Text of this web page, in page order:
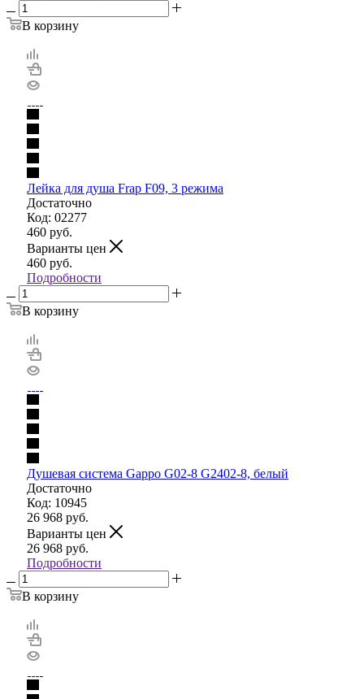
В корзину
Лейка для душа Frap F09, 3 режима
Достаточно
Код: 02277
460 руб.
Варианты цен
460 руб.
Подробности
В корзину
Душевая система Gappo G02-8 G2402-8, белый
Достаточно
Код: 10945
26 968 руб.
Варианты цен
26 968 руб.
Подробности
В корзину